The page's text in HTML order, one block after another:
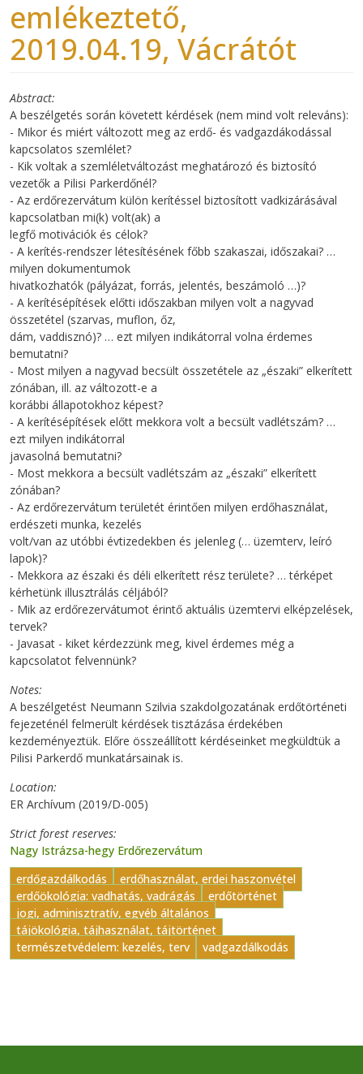
emlékeztető,
2019.04.19, Vácrátót
Abstract
A beszélgetés során követett kérdések (nem mind volt releváns):
- Mikor és miért változott meg az erdő- és vadgazdákodással
kapcsolatos szemlélet?
- Kik voltak a szemléletváltozást meghatározó és biztosító
vezetők a Pilisi Parkerdőnél?
- Az erdőrezervátum külön kerítéssel biztosított vadkizárásával
kapcsolatban mi(k) volt(ak) a
legfő motivációk és célok?
- A kerítés-rendszer létesítésének főbb szakaszai, időszakai? …
milyen dokumentumok
hivatkozhatók (pályázat, forrás, jelentés, beszámoló …)?
- A kerítésépítések előtti időszakban milyen volt a nagyvad
összetétel (szarvas, muflon, őz,
dám, vaddisznó)? … ezt milyen indikátorral volna érdemes
bemutatni?
- Most milyen a nagyvad becsült összetétele az „északi” elkerített
zónában, ill. az változott-e a
korábbi állapotokhoz képest?
- A kerítésépítések előtt mekkora volt a becsült vadlétszám? …
ezt milyen indikátorral
javasolná bemutatni?
- Most mekkora a becsült vadlétszám az „északi” elkerített
zónában?
- Az erdőrezervátum területét érintően milyen erdőhasználat,
erdészeti munka, kezelés
volt/van az utóbbi évtizedekben és jelenleg (… üzemterv, leíró
lapok)?
- Mekkora az északi és déli elkerített rész területe? … térképet
kérhetünk illusztrálás céljából?
- Mik az erdőrezervátumot érintő aktuális üzemtervi elképzelések,
tervek?
- Javasat - kiket kérdezzünk meg, kivel érdemes még a
kapcsolatot felvennünk?
Notes
A beszélgetést Neumann Szilvia szakdolgozatának erdőtörténeti
fejezeténél felmerült kérdések tisztázása érdekében
kezdeményeztük. Előre összeállított kérdéseinket megküldtük a
Pilisi Parkerdő munkatársainak is.
Location
ER Archívum (2019/D-005)
Strict forest reserves
Nagy Istrázsa-hegy Erdőrezervátum
erdőgazdálkodás
erdőhasználat, erdei haszonvétel
erdőökológia: vadhatás, vadrágás
erdőtörténet
jogi, adminisztratív, egyéb általános
tájökológia, tájhasználat, tájtörténet
természetvédelem: kezelés, terv
vadgazdálkodás